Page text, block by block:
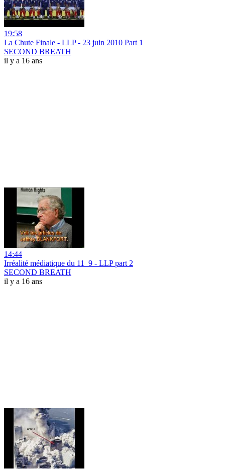
19:58
La Chute Finale - LLP - 23 juin 2010 Part 1
SECOND BREATH
il y a 16 ans
14:44
Irréalité médiatique du 11_9 - LLP part 2
SECOND BREATH
il y a 16 ans